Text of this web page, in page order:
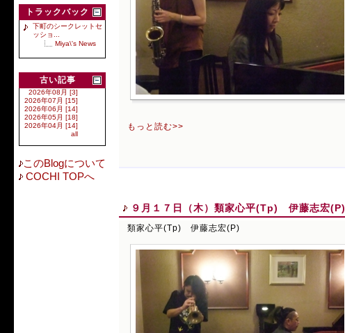
トラックバック
下町のシークレットセ
ッショ...
Miya\'s News
古い記事
2026年08月 [3]
2026年07月 [15]
2026年06月 [14]
2026年05月 [18]
2026年04月 [14]
all
このBlogについて
COCHI TOPへ
もっと読む>>
９月１７日（木）類家心平(Tp) 伊藤志宏(P)
類家心平(Tp) 伊藤志宏(P)